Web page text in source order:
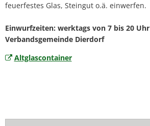
feuerfestes Glas, Steingut o.ä. einwerfen.
Einwurfzeiten: werktags von 7 bis 20
Verbandsgemeinde Dierdorf
Altglascontainer